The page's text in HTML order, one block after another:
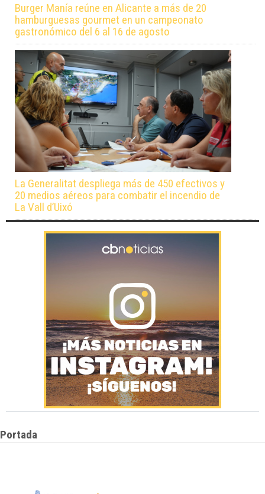
Burger Manía reúne en Alicante a más de 20
hamburguesas gourmet en un campeonato
gastronómico del 6 al 16 de agosto
La Generalitat despliega más de 450 efectivos y
20 medios aéreos para combatir el incendio de
La Vall d’Uixó
Portada